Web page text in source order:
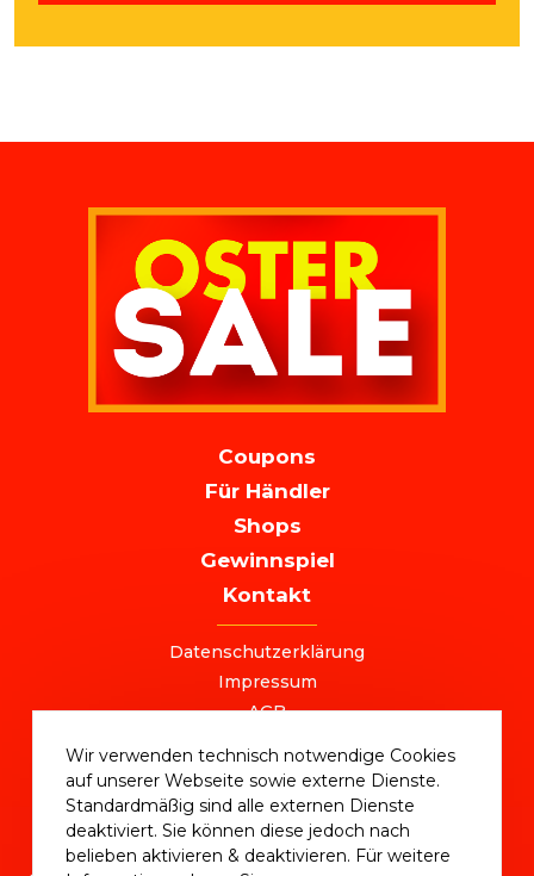
NAVIGATION
Coupons
Für Händler
Shops
Gewinnspiel
Kontakt
Datenschutzerklärung
Impressum
AGB
ostersale@deutschlandvoucher.de
OSTER SALE 2025 – eine Kampagne der
DVM Deutschlandvoucher Media GmbH © 2025
Wir verwenden technisch notwendige Cookies
auf unserer Webseite sowie externe Dienste.
Standardmäßig sind alle externen Dienste
deaktiviert. Sie können diese jedoch nach
belieben aktivieren & deaktivieren. Für weitere